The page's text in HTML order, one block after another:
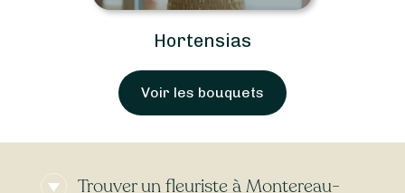
Hortensias
Voir les bouquets
Trouver un fleuriste à Montereau-